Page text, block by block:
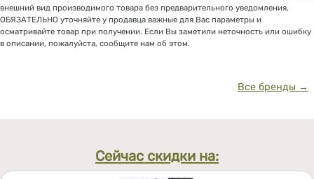
внешний вид производимого товара без предварительного уведомления,
ОБЯЗАТЕЛЬНО уточняйте у продавца важные для Вас параметры и
осматривайте товар при получении. Если Вы заметили неточность или ошибку
в описании, пожалуйста, сообщите нам об этом.
Все бренды →
Сейчас скидки на: